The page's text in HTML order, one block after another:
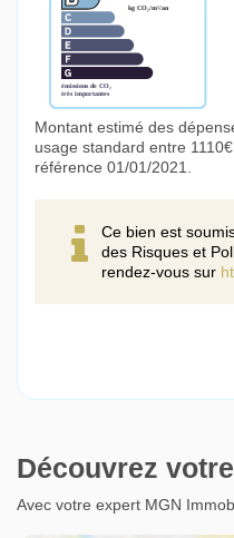
Montant estimé des
usage standard entre
référence 01/01/2021.
Ce bien est
des Risques et
rendez-vous sur
Découvrez
Avec votre expert MGN